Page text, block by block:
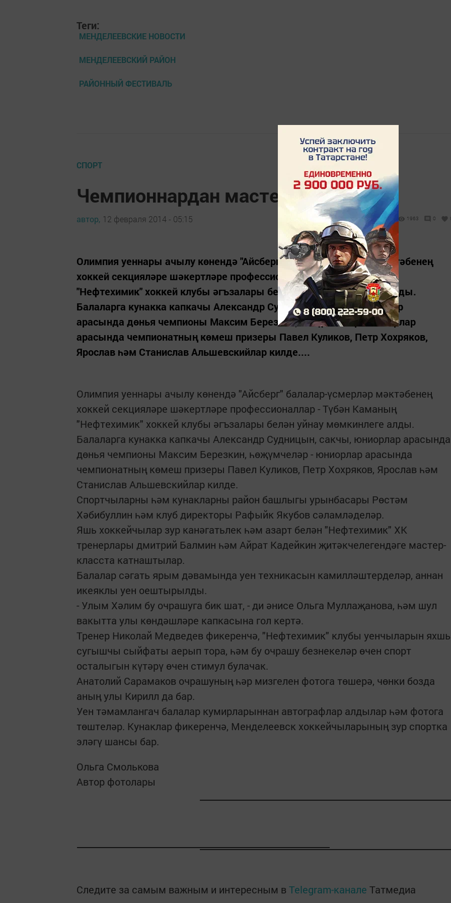
Теги:
МЕНДЕЛЕЕВСКИЕ НОВОСТИ
МЕНДЕЛЕЕВСКИЙ РАЙОН
РАЙОННЫЙ ФЕСТИВАЛЬ
СПОРТ
Чемпионнардан мастер-класс
автор, 12 февраля 2014 - 05:15 1963 0
Олимпия уеннары ачылу көнендә "Айсберг" балалар-үсмерләр мәктәбенең
хоккей секцияләре шәкертләре профессионаллар - Түбән Каманың
"Нефтехимик" хоккей клубы әгъзалары белән уйнау мөмкинлеге алды.
Балаларга кунакка капкачы Александр Судницын, сакчы, юниорлар
арасында дөнья чемпионы Максим Березкин, һөҗүмчеләр - юниорлар
арасында чемпионатның көмеш призеры Павел Куликов, Петр Хохряков,
Ярослав һәм Станислав Альшевскийлар килде....
Олимпия уеннары ачылу көнендә "Айсберг" балалар-үсмерләр мәктәбенең
хоккей секцияләре шәкертләре профессионаллар - Түбән Каманың
"Нефтехимик" хоккей клубы әгъзалары белән уйнау мөмкинлеге алды.
Балаларга кунакка капкачы Александр Судницын, сакчы, юниорлар арасында
дөнья чемпионы Максим Березкин, һөҗүмчеләр - юниорлар арасында
чемпионатның көмеш призеры Павел Куликов, Петр Хохряков, Ярослав һәм
Станислав Альшевскийлар килде.
Спортчыларны һәм кунакларны район башлыгы урынбасары Рөстәм
Хәбибуллин һәм клуб директоры Рафыйк Якубов сәламләделәр.
Яшь хоккейчылар зур канәгатьлек һәм азарт белән "Нефтехимик" ХК
тренерлары дмитрий Балмин һәм Айрат Кадейкин җитәкчелегендәге мастер-
класста катнаштылар.
Балалар сәгать ярым дәвамында уен техникасын камилләштерделәр, аннан
икеяклы уен оештырылды.
- Улым Хәлим бу очрашуга бик шат, - ди әнисе Ольга Муллаҗанова, һәм шул
вакытта улы көндәшләре капкасына гол кертә.
Тренер Николай Медведев фикеренчә, "Нефтехимик" клубы уенчыларын
сугышчы сыйфаты аерып тора, һәм бу очрашу безнекеләр өчен спорт
осталыгын күтәрү өчен стимул булачак.
Анатолий Сарамаков очрашуның һәр мизгелен фотога төшерә, чөнки бозда
аның улы Кирилл да бар.
Уен тәмамлангач балалар кумирларыннан автографлар алдылар һәм фотога
төштеләр. Кунаклар фикеренчә, Менделеевск хоккейчыларының зур спортка
эләгү шансы бар.
Ольга Смолькова
Автор фотолары
Следите за самым важным и интересным в Telegram-канале Татмедиа